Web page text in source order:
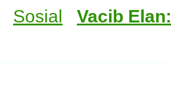
Sosial
Vacib Elan: